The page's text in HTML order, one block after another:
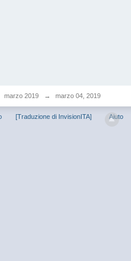
marzo 2019 → marzo 04, 2019
[Traduzione di InvisionITA] Aiuto